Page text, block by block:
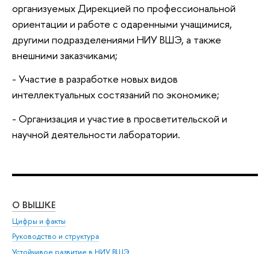
организуемых Дирекцией по профессиональной
ориентации и работе с одаренными учащимися,
другими подразделениями НИУ ВШЭ, а также
внешними заказчиками;
- Участие в разработке новых видов
интеллектуальных состязаний по экономике;
- Организация и участие в просветительской и
научной деятельности лаборатории.
О ВЫШКЕ
Цифры и факты
Руководство и структура
Устойчивое развитие в НИУ ВШЭ